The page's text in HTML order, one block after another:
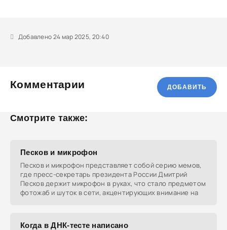
Добавлено 24 мар 2025, 20:40
Комментарии ДОБАВИТЬ
Смотрите также:
Песков и микрофон
Песков и микрофон представляет собой серию мемов,
где пресс-секретарь президента России Дмитрий
Песков держит микрофон в руках, что стало предметом
фотожаб и шуток в сети, акцентирующих внимание на
Когда в ДНК-тесте написано